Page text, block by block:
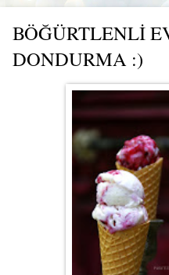
BÖĞÜRTLENLİ
DONDURMA :)